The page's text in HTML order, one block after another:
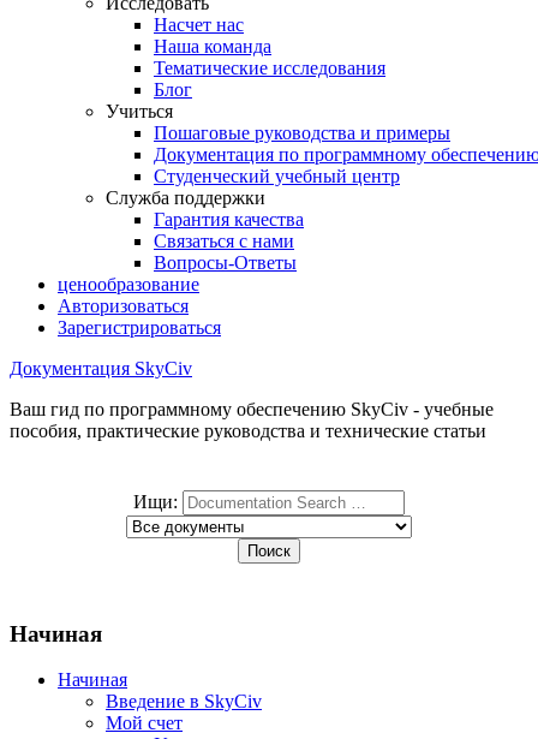
Насчет нас
Наша команда
Тематические исследования
Блог
Учиться
Пошаговые руководства и примеры
Документация по программному
Студенческий учебный центр
Служба поддержки
Гарантия качества
Связаться с нами
Вопросы-Ответы
ценообразование
Авторизоваться
Зарегистрироваться
Документация SkyCiv
Ваш гид по программному обеспечению SkyCiv - учебные
пособия, практические руководства и технические статьи
Ищи:
Начиная
Начиная
Введение в SkyCiv
Мой счет